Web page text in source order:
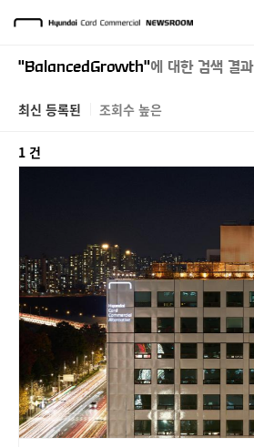
"BalancedGrowth"에 대한 검색 결과
최신 등록된 조회수 높은
1 건